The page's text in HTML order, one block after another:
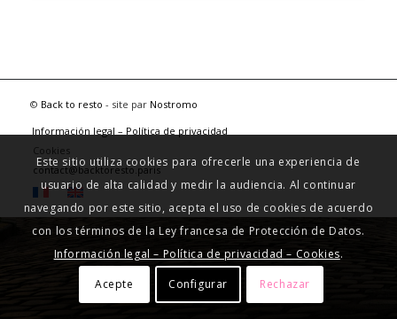
© Back to resto - site par Nostromo
Información legal – Política de privacidad
Cookies
contact@backtoresto.paris
Este sitio utiliza cookies para ofrecerle una experiencia de
usuario de alta calidad y medir la audiencia. Al continuar
navegando por este sitio, acepta el uso de cookies de acuerdo
con los términos de la Ley francesa de Protección de Datos.
Información legal – Política de privacidad – Cookies.
Acepte Configurar Rechazar